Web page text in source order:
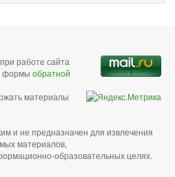
работе сайта
формы обратной
материалы
и не предназначен для извлечения
материалов,
образовательных целях.